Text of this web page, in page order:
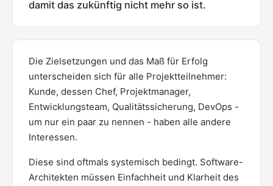
damit das zukünftig nicht mehr so ist.
Die Zielsetzungen und das Maß für Erfolg
unterscheiden sich für alle Projektteilnehmer:
Kunde, dessen Chef, Projektmanager,
Entwicklungsteam, Qualitätssicherung, DevOps -
um nur ein paar zu nennen - haben alle andere
Interessen.
Diese sind oftmals systemisch bedingt. Software-
Architekten müssen Einfachheit und Klarheit des